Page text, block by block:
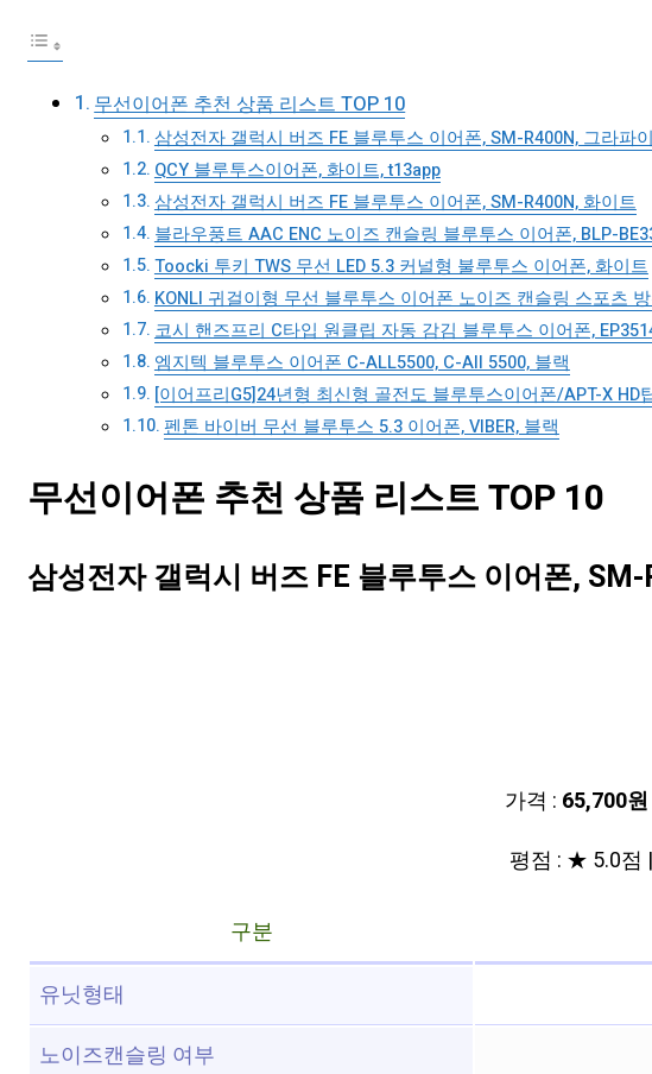
무선이어폰 추천 상품 리스트 TOP 10
삼성전자 갤럭시 버즈 FE 블루투스 이어폰, SM-R400N, 그라파
QCY 블루투스이어폰, 화이트, t13app
삼성전자 갤럭시 버즈 FE 블루투스 이어폰, SM-R400N, 화이트
블라우풍트 AAC ENC 노이즈 캔슬링 블루투스 이어폰, BLP-
Toocki 투키 TWS 무선 LED 5.3 커널형 불루투스 이어폰, 화이트
KONLI 귀걸이형 무선 블루투스 이어폰 노이즈 캔슬링 스포츠
코시 핸즈프리 C타입 원클립 자동 감김 블루투스 이어폰,
엠지텍 블루투스 이어폰 C-ALL5500, C-All 5500, 블랙
[이어프리G5]24년형 최신형 골전도 블루투스이어폰/APT-X
펜톤 바이버 무선 블루투스 5.3 이어폰, VIBER, 블랙
무선이어폰 추천 상품 리스트 TOP 10
삼성전자 갤럭시 버즈 FE 블루투스 이어폰,
가격 : 65,700원
평점 : ★ 5.0점
구분
유닛형태
노이즈캔슬링 여부